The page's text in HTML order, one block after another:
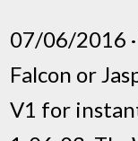
07/06/2016
Falcon or
V1 for